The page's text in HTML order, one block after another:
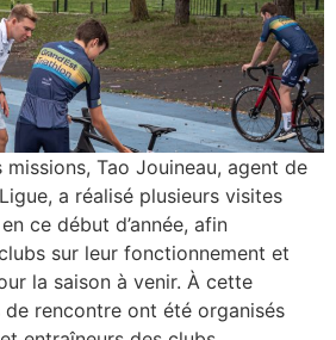
missions, Tao Jouineau, agent de
a réalisé plusieurs visites
ce début d’année, afin
sur leur fonctionnement et
la saison à venir. À cette
rencontre ont été organisés